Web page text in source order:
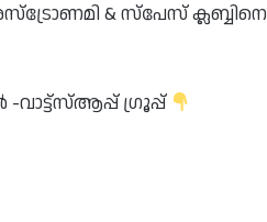
& സ്‌പേസ് ക്ലബ്ബിനെ
ഗ്രൂപ്പ്